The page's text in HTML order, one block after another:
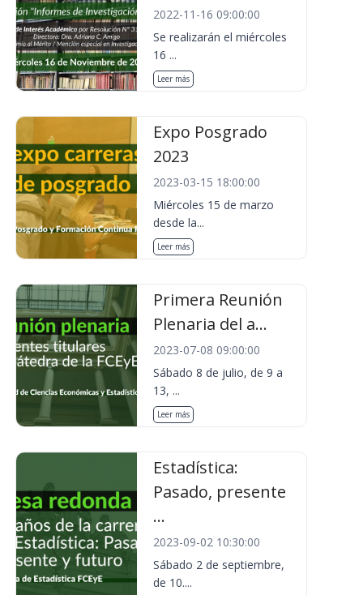
2022-11-16 09:00:00
Se realizarán el miércoles
16 ...
Leer más
Expo Posgrado
2023
2023-03-15 18:00:00
Miércoles 15 de marzo
desde la...
Leer más
Primera Reunión
Plenaria del a...
2023-07-08 09:00:00
Sábado 8 de julio, de 9 a
13, ...
Leer más
Estadística:
Pasado, presente
...
2023-09-02 10:30:00
Sábado 2 de septiembre,
de 10....